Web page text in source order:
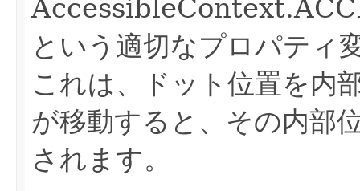
という適切なプロパティ
これは、ドット位置を内
が移動すると、その内部
されます。